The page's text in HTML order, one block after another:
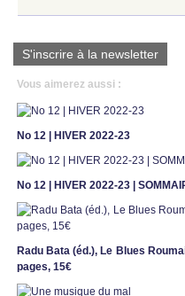
S'inscrire à la newsletter
Vous aimerez aussi :
No 12 | HIVER 2022-23
No 12 | HIVER 2022-23 |
Radu Bata (éd.), Le Blues
pages, 15€